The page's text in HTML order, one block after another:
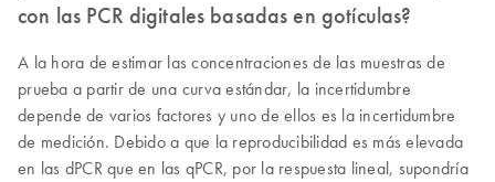
con las PCR digitales basadas en gotículas?
A la hora de estimar las concentraciones de las muestras de
prueba a partir de una curva estándar, la incertidumbre
depende de varios factores y uno de ellos es la incertidumbre
de medición. Debido a que la reproducibilidad es más elevada
en las dPCR que en las qPCR, por la respuesta lineal, supondría